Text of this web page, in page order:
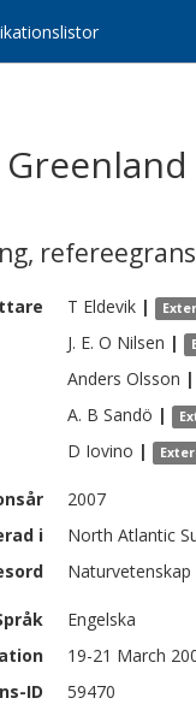
,
T Eldevik |
J. E. O Nilsen |
Anders Olsson |
A. B Sandö |
D Iovino |
2007
i
North Atlantic
Engelska
19-21 March
ID
59470